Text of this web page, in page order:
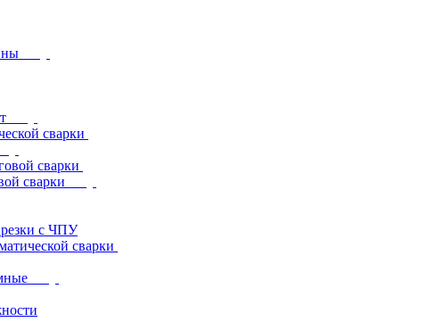
сварки
сварки
сварки
резки с ЧПУ
сварки